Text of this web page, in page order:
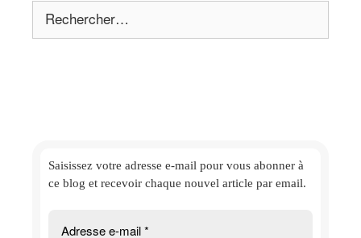
Rechercher :
Saisissez votre adresse e-mail pour vous abonner à
ce blog et recevoir chaque nouvel article par email.